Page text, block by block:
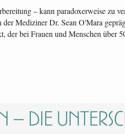
– kann paradoxerweise zu
Mediziner Dr. Sean O'Mara
bei Frauen und Menschen über
– die